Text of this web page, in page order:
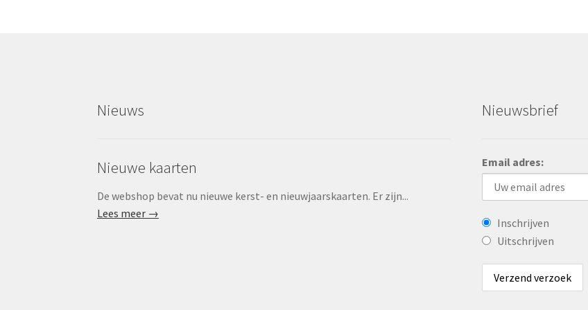
Nieuws
Nieuwe kaarten
De webshop bevat nu nieuwe kerst- en nieuwjaarskaarten. Er zijn...
Lees meer →
Nieuwsbrief
Email adres:
Inschrijven
Uitschrijven